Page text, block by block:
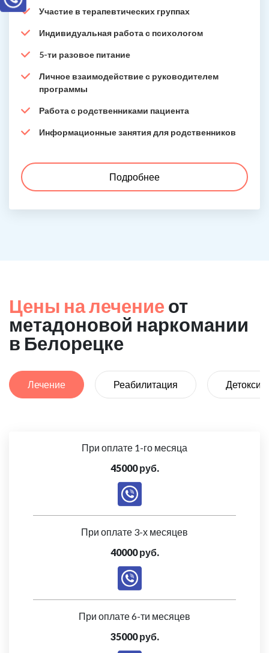
Участие в терапевтических группах
Индивидуальная работа с психологом
5-ти разовое питание
Личное взаимодействие с руководителем
программы
Работа с родственниками пациента
Информационные занятия для родственников
Подробнее
Цены на лечение от
метадоновой наркомании
в Белорецке
Лечение Реабилитация
При оплате 1-го месяца
45000 руб.
При оплате 3-х месяцев
40000 руб.
При оплате 6-ти месяцев
35000 руб.